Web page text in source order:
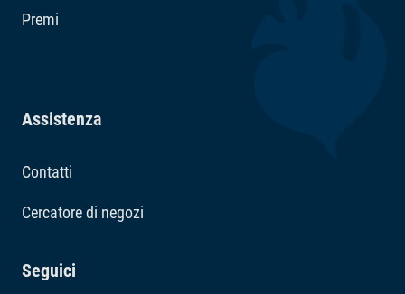
Premi
Assistenza
Contatti
Cercatore di negozi
Seguici